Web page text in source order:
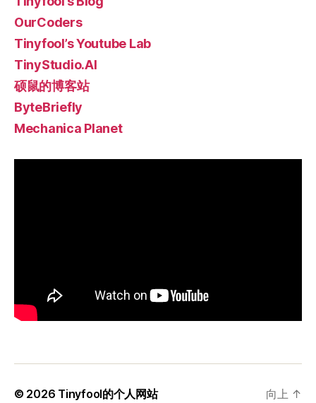
OurCoders
Tinyfool’s Youtube Lab
TinyStudio.AI
硕鼠的博客站
ByteBriefly
Mechanica Planet
© 2026 Tinyfool的个人网站 向上 ↑